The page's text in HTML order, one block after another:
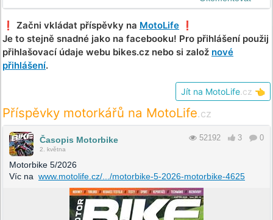
❗️ Začni vkládat příspěvky na MotoLife ❗️
Je to stejně snadné jako na facebooku! Pro přihlášení použij
přihlašovací údaje webu bikes.cz nebo si založ nové
přihlášení.
Jít na MotoLife .cz 👈
Příspěvky motorkářů na MotoLife.cz
Časopis Motorbike
2. května
52192 3 0
Motorbike 5/2026
Víc na www.motolife.cz/.../motorbike-5-2026-motorbike-4625